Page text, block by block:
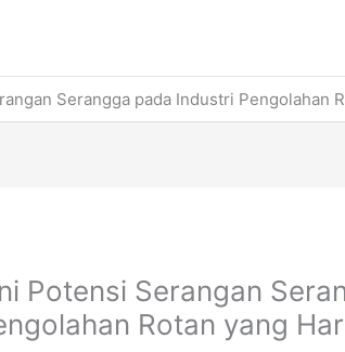
Serangga pada Industri Pengolahan
Potensi Serangan
Rotan yang